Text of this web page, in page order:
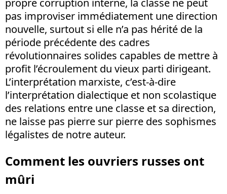
propre corruption interne, la classe ne peut
pas improviser immédiatement une direction
nouvelle, surtout si elle n’a pas hérité de la
période précédente des cadres
révolutionnaires solides capables de mettre à
profit l’écroulement du vieux parti dirigeant.
L’interprétation marxiste, c’est-à-dire
l’interprétation dialectique et non scolastique
des relations entre une classe et sa direction,
ne laisse pas pierre sur pierre des sophismes
légalistes de notre auteur.
Comment les ouvriers russes ont
mûri